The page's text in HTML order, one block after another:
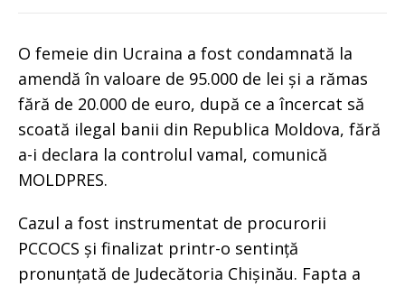
O femeie din Ucraina a fost condamnată la
amendă în valoare de 95.000 de lei și a rămas
fără de 20.000 de euro, după ce a încercat să
scoată ilegal banii din Republica Moldova, fără
a-i declara la controlul vamal, comunică
MOLDPRES.
Cazul a fost instrumentat de procurorii
PCCOCS și finalizat printr-o sentință
pronunțată de Judecătoria Chișinău. Fapta a